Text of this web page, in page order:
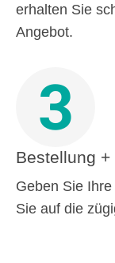
erhalten Sie
Angebot.
3
Bestellung
Geben Sie
Sie auf die